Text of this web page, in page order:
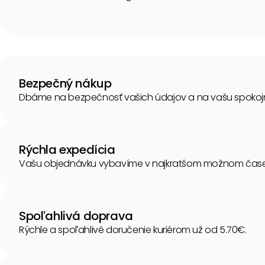
Bezpečný nákup
Dbáme na bezpečnosť vašich údajov a na vašu
Rýchla expedícia
Vašu objednávku vybavíme v najkratšom možnom
Spoľahlivá doprava
Rýchle a spoľahlivé doručenie kuriérom už od 5.70€.